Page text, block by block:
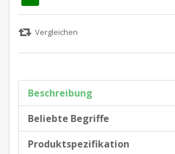
Beschreibung
Beliebte Begriffe
Produktspezifikation